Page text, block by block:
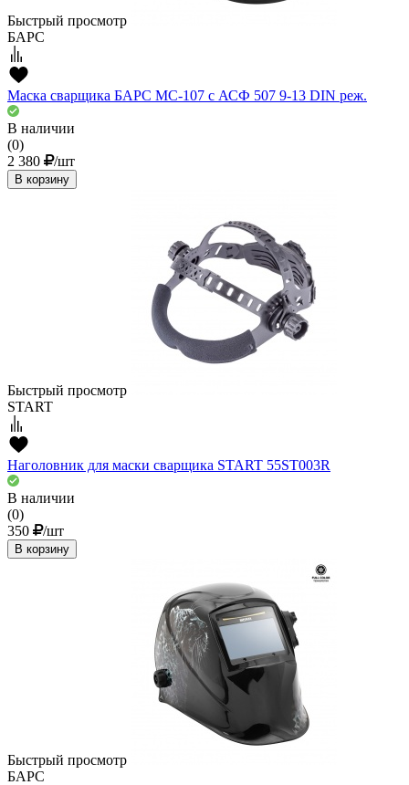
Быстрый просмотр
БАРС
Маска сварщика БАРС МС-107 с АСФ 507 9-13 DIN реж.
В наличии
(0)
2 380
/шт
В корзину
Быстрый просмотр
START
Наголовник для маски сварщика START 55ST003R
В наличии
(0)
350
/шт
В корзину
Быстрый просмотр
БАРС